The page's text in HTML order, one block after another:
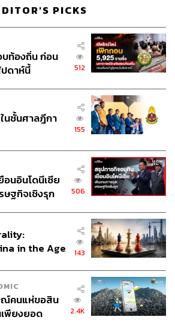
ABOUT THE AUTHOR
วาราดา ทองจำนงค์
Content Creator สำนักข่าว THE
STANDARD WEALTH
PICKS
ท้องถิ่น ก่อน
ดาห์นี้
512
นชั้นศาลฎีกา
155
นอินโดนีเซีย
ษฐกิจเชิงรุก
506
in the Age
143
ณ์คนแห่ขอสิน
เพียงยอด
2.4K